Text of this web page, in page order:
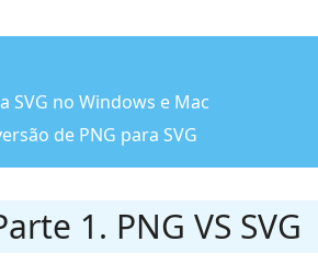
SVG no Windows e Mac
de PNG para SVG
1. PNG VS SVG